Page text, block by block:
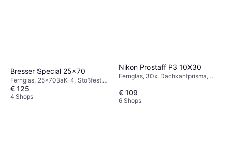
Bresser Special 25x70
Fernglas, 25x70BaK-4, Stoßfest,
Mehrfach Beschichtet
€ 125
4 Shops
Nikon Prostaff P3 10X30
Fernglas, 30x, Dachkantprisma,
Mehrfach Beschichtet
€ 109
6 Shops